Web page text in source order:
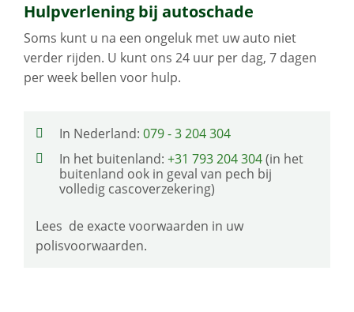
Hulpverlening bij autoschade
Soms kunt u na een ongeluk met uw auto niet
verder rijden. U kunt ons 24 uur per dag, 7 dagen
per week bellen voor hulp.
In Nederland: 079 - 3 204 304
In het buitenland: +31 793 204 304(in het
buitenland ook in geval van pech bij
volledig cascoverzekering)
Lees de exacte voorwaarden in uw
polisvoorwaarden.